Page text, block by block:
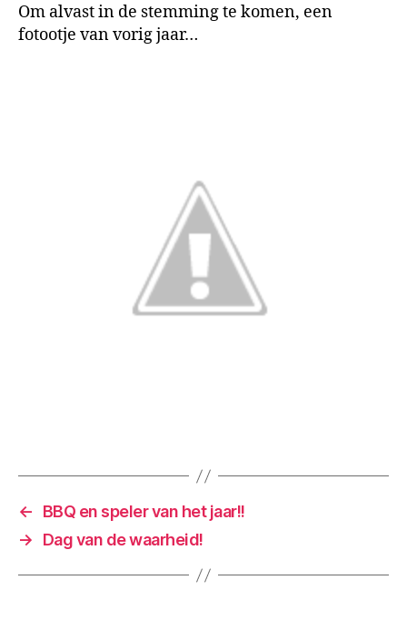
Om alvast in de stemming te komen, een
fotootje van vorig jaar…
←
BBQ en speler van het jaar!!
→
Dag van de waarheid!